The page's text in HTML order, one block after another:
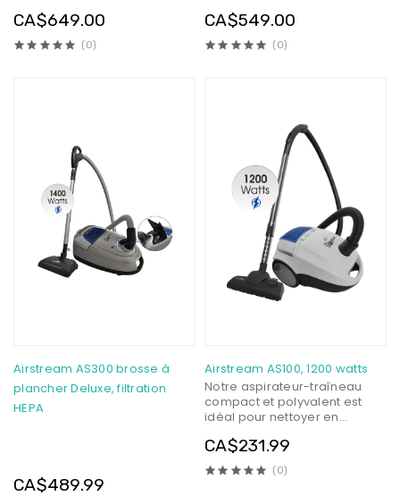
CA$649.00
(0)
CA$549.00
(0)
Airstream AS300 brosse à
plancher Deluxe, filtration
HEPA
CA$489.99
Airstream AS100, 1200 watts
Notre aspirateur-traîneau
compact et polyvalent est
idéal pour nettoyer en
surfaces de votre maison. Il
comprend une buse
multisurface Deluxe pour
CA$231.99
(0)